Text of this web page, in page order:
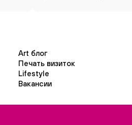
Art блог
Печать визиток
Lifestyle
Вакансии